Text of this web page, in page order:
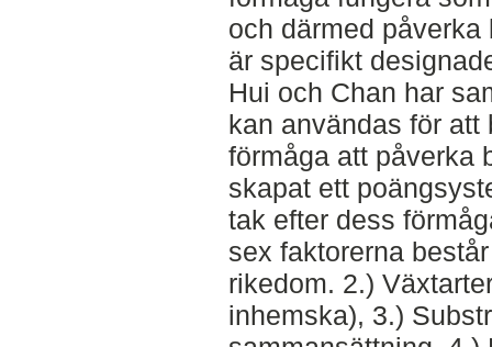
och därmed
är specifikt
Hui och Chan har
kan användas för att
förmåga att påverka
skapat ett
tak efter dess
sex faktorerna
rikedom. 2.)
inhemska), 3.)